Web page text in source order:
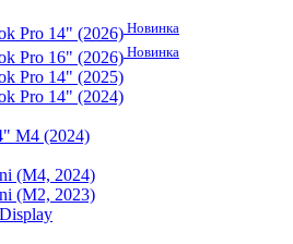
Pro 14" (2026) Новинка
Pro 16" (2026) Новинка
Pro 14" (2025)
Pro 14" (2024)
M4 (2024)
(M4, 2024)
(M2, 2023)